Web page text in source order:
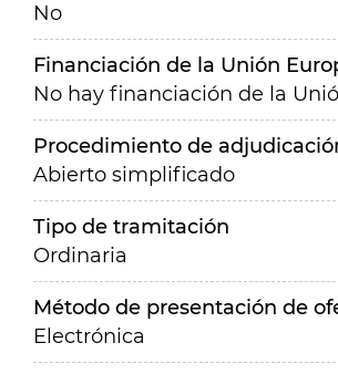
No
Financiación de la Unión
No hay financiación de la
Procedimiento de
Abierto simplificado
Tipo de tramitación
Ordinaria
Método de presentación de
Electrónica